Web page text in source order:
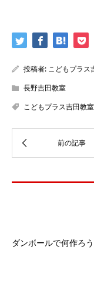
投稿者: こどもプラス
長野吉田教室
こどもプラス吉田教室
ダンボールで何作ろ